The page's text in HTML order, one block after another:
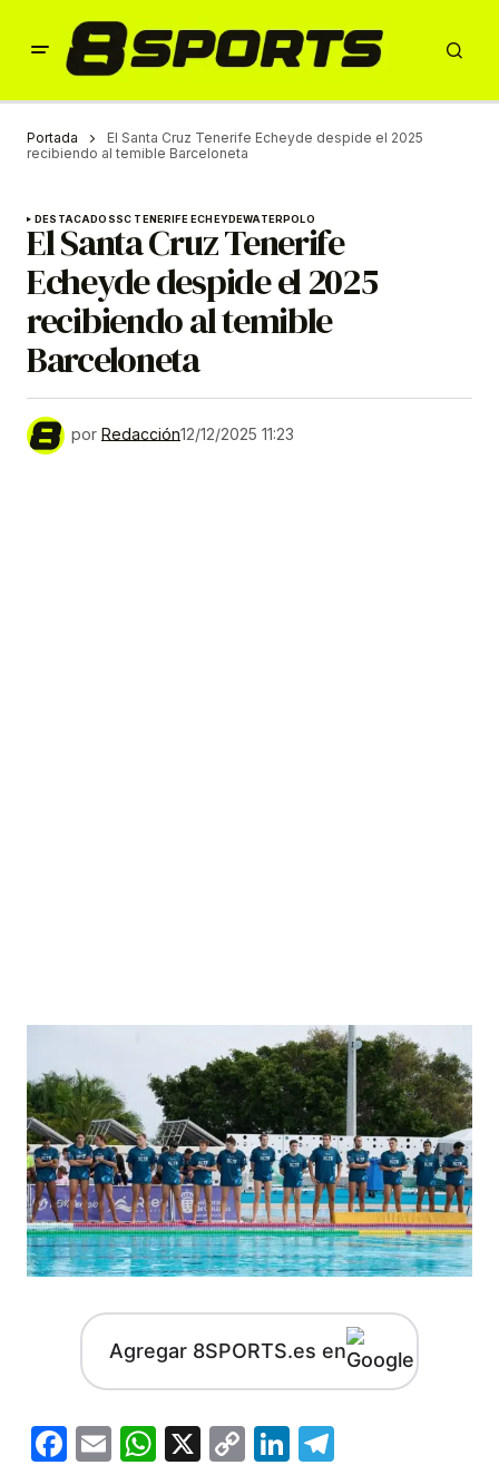
Portada
El Santa Cruz Tenerife Echeyde despide el 2025
recibiendo al temible Barceloneta
DESTACADOSSC TENERIFE ECHEYDEWATERPOLO
El Santa Cruz Tenerife
Echeyde despide el 2025
recibiendo al temible
Barceloneta
por Redacción12/12/2025 11:23
Agregar 8SPORTS.es en
Facebook
EmailWhatsApp
X
CopyLinkedIn